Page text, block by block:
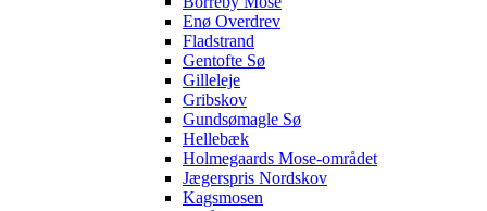
Enø Overdrev
Fladstrand
Gentofte Sø
Gilleleje
Gribskov
Gundsømagle Sø
Hellebæk
Holmegaards Mose-området
Jægerspris Nordskov
Kagsmosen